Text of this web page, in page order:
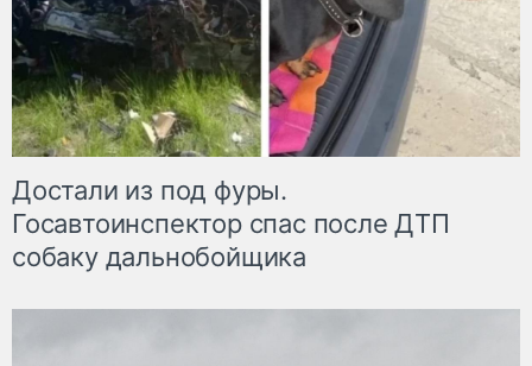
Достали из под фуры.
Госавтоинспектор спас после ДТП
собаку дальнобойщика